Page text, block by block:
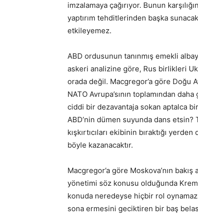
imzalamaya çağırıyor. Bunun
yaptırım tehditlerinden başka
etkileyemez.
ABD ordusunun tanınmış emekli
askeri analizine göre, Rus birlikleri
orada değil. Macgregor’a göre Doğu
NATO Avrupa’sının toplamından
ciddi bir dezavantaja sokan aptalca
ABD’nin dümen suyunda dans
kışkırtıcıları ekibinin bıraktığı
böyle kazanacaktır.
Macgregor’a göre Moskova’nın
yönetimi söz konusu olduğunda
konuda neredeyse hiçbir rol
sona ermesini geciktiren bir baş